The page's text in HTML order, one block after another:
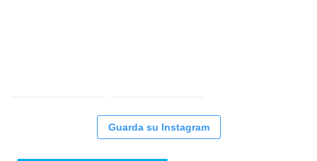
Guarda su Instagram